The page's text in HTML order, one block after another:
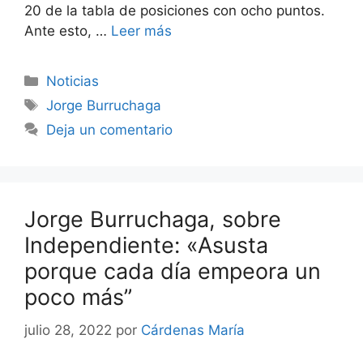
20 de la tabla de posiciones con ocho puntos.
Ante esto, … Leer más
Categorías
Noticias
Etiquetas
Jorge Burruchaga
Deja un comentario
Jorge Burruchaga, sobre
Independiente: «Asusta
porque cada día empeora un
poco más”
julio 28, 2022 por Cárdenas María